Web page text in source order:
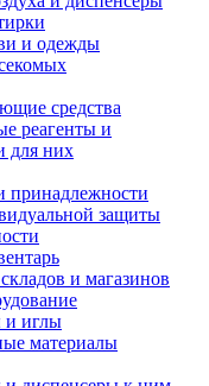
и одежды
средства
реагенты и
для них
принадлежности
защиты
и магазинов
и иглы
материалы